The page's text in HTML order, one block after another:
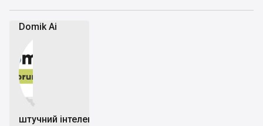
Domik Ai


штучний інтелект